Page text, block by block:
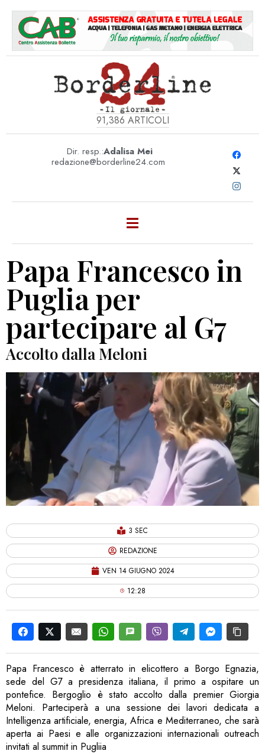
91,386 ARTICOLI
Dir. resp.:Adalisa Mei
redazione@borderline24.com
Papa Francesco in
Puglia per
partecipare al G7
Accolto dalla Meloni
3 SEC
REDAZIONE
VEN 14 GIUGNO 2024
12:28
Papa Francesco è atterrato in elicottero a Borgo Egnazia,
sede del G7 a presidenza italiana, il primo a ospitare un
pontefice. Bergoglio è stato accolto dalla premier Giorgia
Meloni. Parteciperà a una sessione dei lavori dedicata a
Intelligenza artificiale, energia, Africa e Mediterraneo, che sarà
aperta ai Paesi e alle organizzazioni internazionali outreach
invitati al summit in Pugliia